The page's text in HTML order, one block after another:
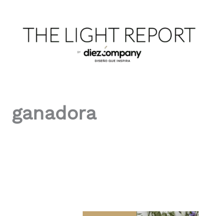
contenido
ganadora